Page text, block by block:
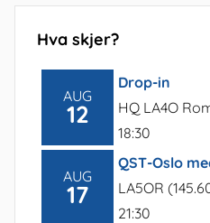
Hva skjer?
AUG
12
Drop-in
HQ LA4O
18:30
AUG
17
QST-Oslo
LA5OR
21:30